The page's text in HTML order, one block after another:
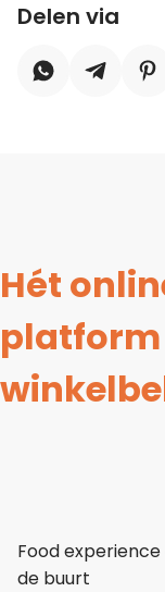
Delen via
Hét
Food experience
de buurt